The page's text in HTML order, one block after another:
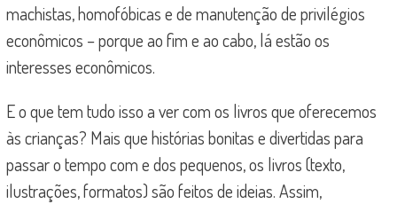
machistas, homofóbicas e de manutenção de privilégios
econômicos – porque ao fim e ao cabo, lá estão os
interesses econômicos.
E o que tem tudo isso a ver com os livros que oferecemos
às crianças? Mais que histórias bonitas e divertidas para
passar o tempo com e dos pequenos, os livros (texto,
ilustrações, formatos) são feitos de ideias. Assim,